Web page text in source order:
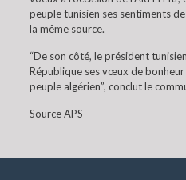
peuple tunisien ses sentiments
la même source.
“De son côté, le président
République ses vœux de
peuple algérien”, conclut le
Source APS